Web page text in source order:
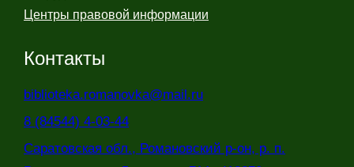
Центры правовой информации
Контакты
biblioteka.romanovka@mail.ru
8 (84544) 4-03-44
Саратовская обл., Романовский р-он, р. п.